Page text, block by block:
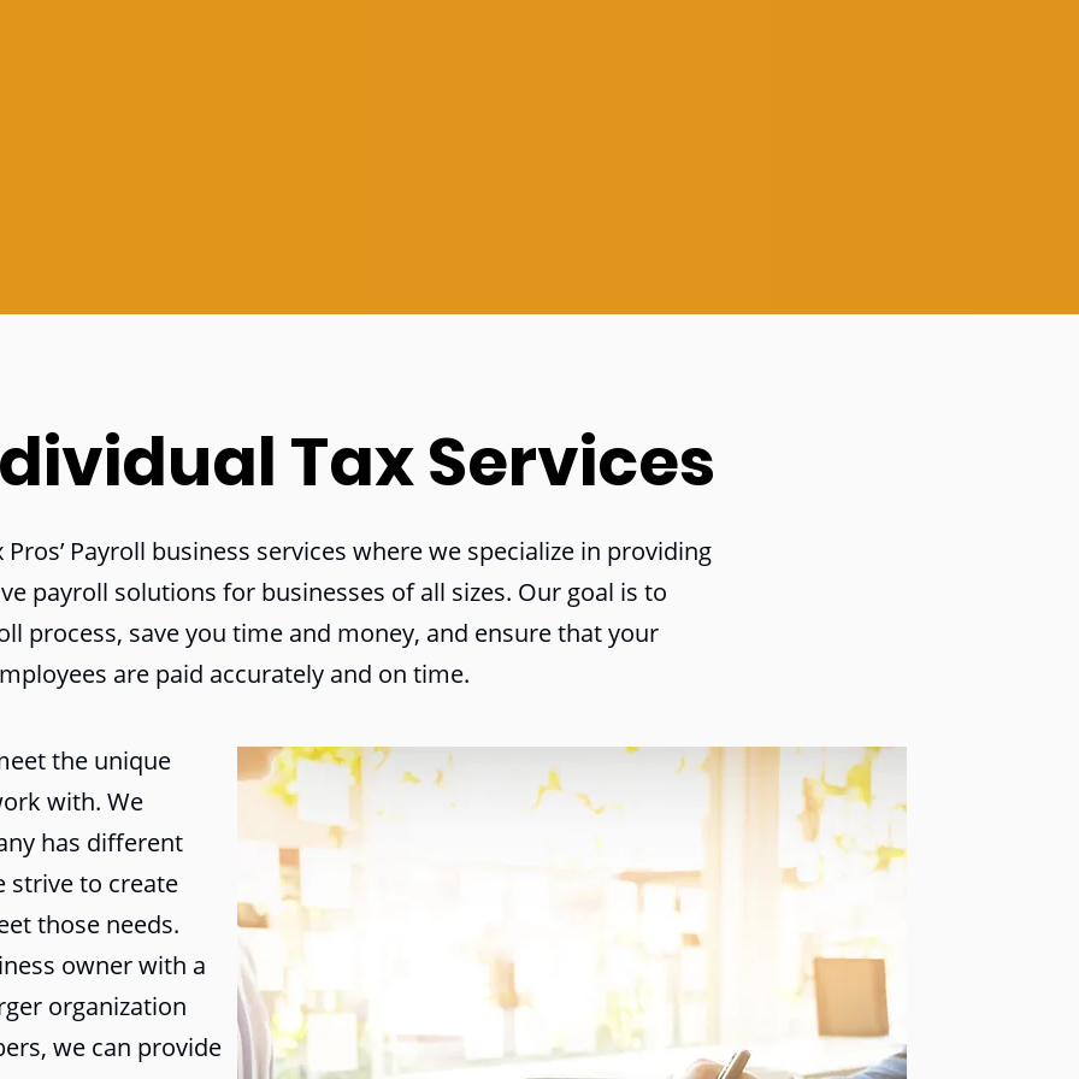
Tax Services
Payroll business services where we specialize in providing
payroll solutions for businesses of all sizes. Our goal is to
process, save you time and money, and ensure that your
are paid accurately and on time.
the unique
with. We
has different
strive to create
those needs.
owner with a
organization
we can provide